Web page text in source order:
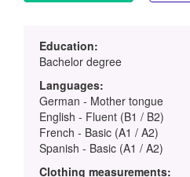
Education:
Bachelor degree
Languages:
German - Mother tongue
English - Fluent (B1 / B2)
French - Basic (A1 / A2)
Spanish - Basic (A1 / A2)
Clothing measurements: